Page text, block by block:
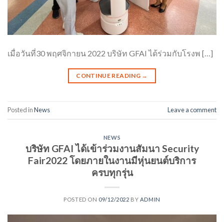
เมื่อวันที่30 พฤศจิกายน 2022 บริษัท GFAI ได้ร่วมกับโรงพ […]
CONTINUE READING →
Posted inNews Leave a comment
NEWS
บริษัท GFAI ได้เข้าร่วมงานสัมนา Security
Fair2022 โดยภายในงานมีหุ่นยนต์บริการ
ครบทุกรุ่น
POSTED ON 09/12/2022 BY ADMIN